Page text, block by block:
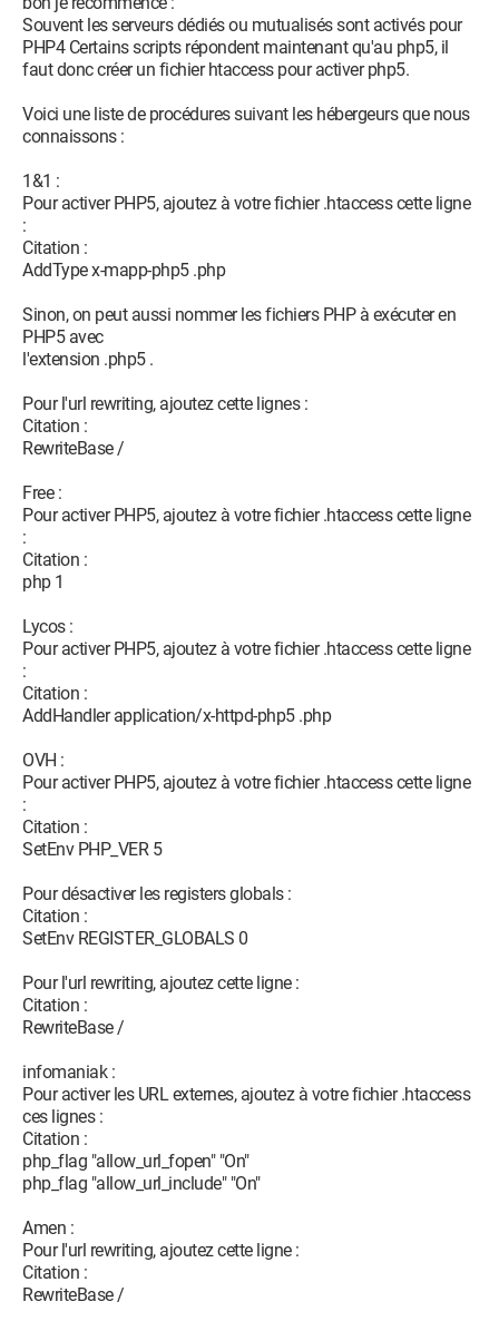
Souvent les serveurs dédiés ou mutualisés sont activés pour
PHP4 Certains scripts répondent maintenant qu'au php5, il
faut donc créer un fichier htaccess pour activer php5.
Voici une liste de procédures suivant les hébergeurs que nous
connaissons :
1&1 :
Pour activer PHP5, ajoutez à votre fichier .htaccess cette ligne
:
Citation :
AddType x-mapp-php5 .php
Sinon, on peut aussi nommer les fichiers PHP à exécuter en
PHP5 avec
l'extension .php5 .
Pour l'url rewriting, ajoutez cette lignes :
Citation :
RewriteBase /
Free :
Pour activer PHP5, ajoutez à votre fichier .htaccess cette ligne
:
Citation :
php 1
Lycos :
Pour activer PHP5, ajoutez à votre fichier .htaccess cette ligne
:
Citation :
AddHandler application/x-httpd-php5 .php
OVH :
Pour activer PHP5, ajoutez à votre fichier .htaccess cette ligne
:
Citation :
SetEnv PHP_VER 5
Pour désactiver les registers globals :
Citation :
SetEnv REGISTER_GLOBALS 0
Pour l'url rewriting, ajoutez cette ligne :
Citation :
RewriteBase /
infomaniak :
Pour activer les URL externes, ajoutez à votre fichier .htaccess
ces lignes :
Citation :
php_flag "allow_url_fopen" "On"
php_flag "allow_url_include" "On"
Amen :
Pour l'url rewriting, ajoutez cette ligne :
Citation :
RewriteBase /